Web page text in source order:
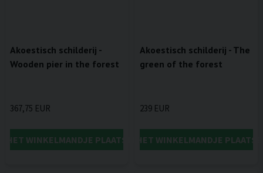
Akoestisch schilderij -
Wooden pier in the forest
367,75 EUR
HET WINKELMANDJE PLAATSEN
Akoestisch schilderij - The
green of the forest
239 EUR
IN HET WINKELMANDJE